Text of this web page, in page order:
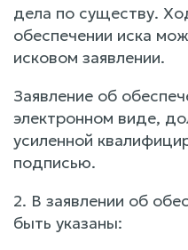
дела по существу.
обеспечении иска
исковом заявлении.
Заявление об
электронном виде,
усиленной
подписью.
2. В заявлении об
быть указаны: